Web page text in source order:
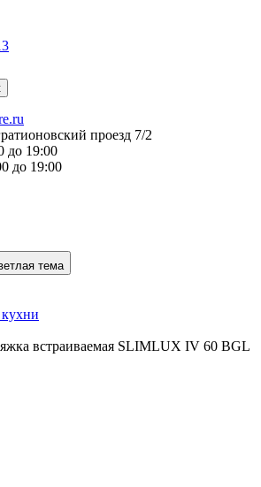
проезд 7/2
до 19:00
до 19:00
тема
встраиваемая SLIMLUX IV 60 BGL